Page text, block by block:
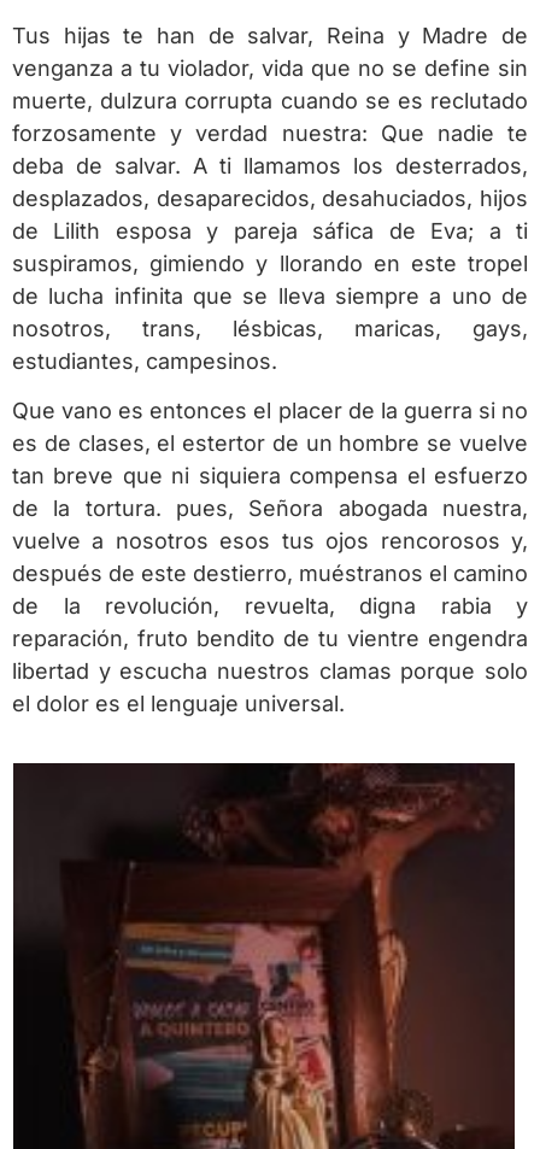
Tus hijas te han de salvar, Reina y Madre de
venganza a tu violador, vida que no se define sin
muerte, dulzura corrupta cuando se es reclutado
forzosamente y verdad nuestra: Que nadie te
deba de salvar. A ti llamamos los desterrados,
desplazados, desaparecidos, desahuciados, hijos
de Lilith esposa y pareja sáfica de Eva; a ti
suspiramos, gimiendo y llorando en este tropel
de lucha infinita que se lleva siempre a uno de
nosotros, trans, lésbicas, maricas, gays,
estudiantes, campesinos.
Que vano es entonces el placer de la guerra si no
es de clases, el estertor de un hombre se vuelve
tan breve que ni siquiera compensa el esfuerzo
de la tortura. pues, Señora abogada nuestra,
vuelve a nosotros esos tus ojos rencorosos y,
después de este destierro, muéstranos el camino
de la revolución, revuelta, digna rabia y
reparación, fruto bendito de tu vientre engendra
libertad y escucha nuestros clamas porque solo
el dolor es el lenguaje universal.